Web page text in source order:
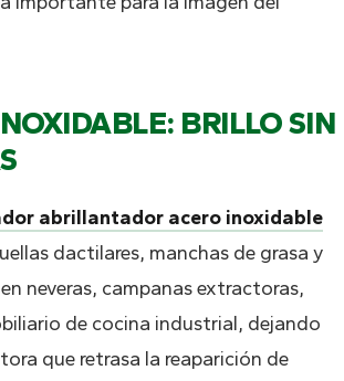
BRILLO SIN
abrillantador acero inoxidable
dactilares, manchas de grasa y
neveras, campanas extractoras,
de cocina industrial, dejando
que retrasa la reaparición de